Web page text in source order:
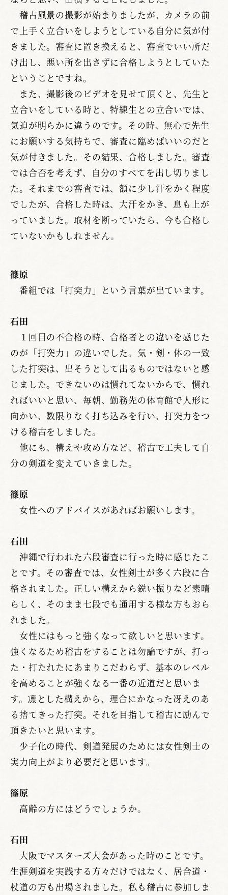
稽古風景の撮影が始まりましたが、カメラの前
で上手く立合いをしようとしている自分に気が付
きました。審査に置き換えると、審査でいい所だ
け出し、悪い所を出さずに合格しようとしていた
ということですね。
また、撮影後のビデオを見せて頂くと、先生と
立合いをしている時と、特練生との立合いでは、
気迫が明らかに違うのです。その時、無心で先生
にお願いする気持ちで、審査に臨めばいいのだと
気が付きました。その結果、合格しました。審査
では合否を考えず、自分のすべてを出し切りまし
た。それまでの審査では、額に少し汗をかく程度
でしたが、合格した時は、大汗をかき、息も上が
っていました。取材を断っていたら、今も合格し
ていないかもしれません。
篠原
番組では「打突力」という言葉が出ています。
石田
１回目の不合格の時、合格者との違いを感じた
のが「打突力」の違いでした。気・剣・体の一致
した打突は、出そうとして出るものではないと感
じました。できないのは慣れてないからで、慣れ
ればいいと思い、毎朝、勤務先の体育館で人形に
向かい、数限りなく打ち込みを行い、打突力をつ
ける稽古をしました。
他にも、構えや攻め方など、稽古で工夫して自
分の剣道を変えていきました。
篠原
女性へのアドバイスがあればお願いします。
石田
沖縄で行われた六段審査に行った時に感じたこ
とです。その審査では、女性剣士が多く六段に合
格されました。正しい構えから鋭い振りなど素晴
らしく、そのまま七段でも通用する様な方もおら
れました。
女性にはもっと強くなって欲しいと思います。
強くなるため稽古をすることは勿論ですが、打っ
た・打たれたにあまりこだわらず、基本のレベル
を高めることが強くなる一番の近道だと思いま
す。凛とした構えから、理合にかなった冴えのあ
る捨てきった打突。それを目指して稽古に励んで
頂きたいと思います。
少子化の時代、剣道発展のためには女性剣士の
実力向上がより必要だと思います。
篠原
高齢の方にはどうでしょうか。
石田
大阪でマスターズ大会があった時のことです。
生涯剣道を実践する方々だけではなく、居合道・
杖道の方も出場されました。私も稽古に参加しま